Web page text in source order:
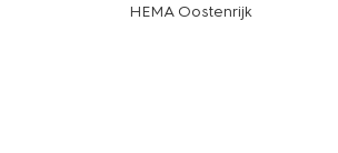
HEMA Oostenrijk